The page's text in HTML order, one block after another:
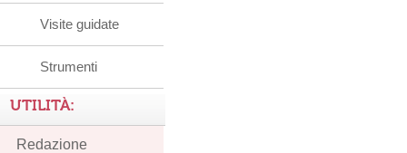
Visite guidate
Strumenti
UTILITÀ:
Redazione